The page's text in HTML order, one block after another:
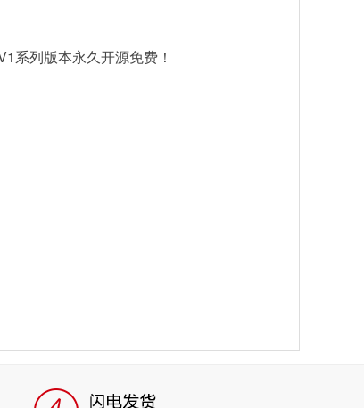
系列版本永久开源免费！